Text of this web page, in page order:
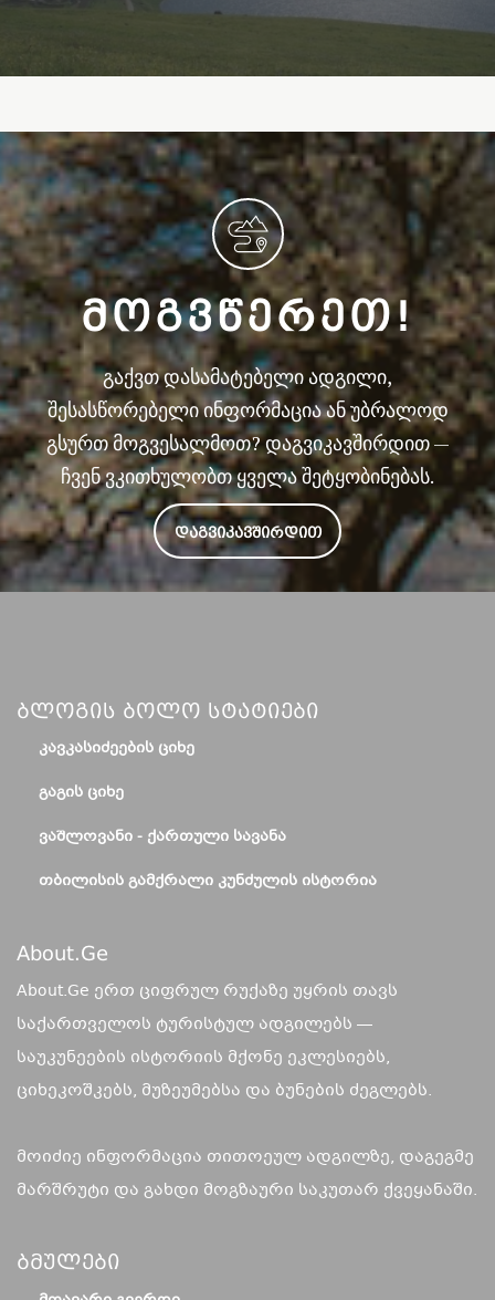
ᲛᲝᲒᲕᲬᲔᲠᲔᲗ!
გაქვთ დასამატებელი ადგილი,
შესასწორებელი ინფორმაცია ან უბრალოდ
გსურთ მოგვესალმოთ? დაგვიკავშირდით —
ჩვენ ვკითხულობთ ყველა შეტყობინებას.
ᲓᲐᲒᲕᲘᲙᲐᲕᲨᲘᲠᲓᲘᲗ
Ბლოგის Ბოლო Სტატიები
ᲙᲐᲕᲙᲐᲡᲘᲫᲔᲔᲑᲘᲡ ᲪᲘᲮᲔ
ᲒᲐᲒᲘᲡ ᲪᲘᲮᲔ
ᲕᲐᲨᲚᲝᲕᲐᲜᲘ - ᲥᲐᲠᲗᲣᲚᲘ ᲡᲐᲕᲐᲜᲐ
ᲗᲑᲘᲚᲘᲡᲘᲡ ᲒᲐᲛᲥᲠᲐᲚᲘ ᲙᲣᲜᲫᲣᲚᲘᲡ ᲘᲡᲢᲝᲠᲘᲐ
About.ge
About.Ge ერთ ციფრულ რუქაზე უყრის თავს
საქართველოს ტურისტულ ადგილებს —
საუკუნეების ისტორიის მქონე ეკლესიებს,
ციხეკოშკებს, მუზეუმებსა და ბუნების ძეგლებს.
მოიძიე ინფორმაცია თითოეულ ადგილზე, დაგეგმე
მარშრუტი და გახდი მოგზაური საკუთარ ქვეყანაში.
Ბმულები